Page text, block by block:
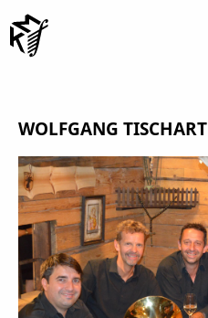
WOLFGANG TISCHART